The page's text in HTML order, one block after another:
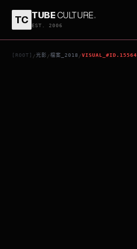
TC TUBECULTURE.
EST. 2006
[ROOT] /光影 /檔案_2018 /VISUAL_#ID.15564
絕地22哩